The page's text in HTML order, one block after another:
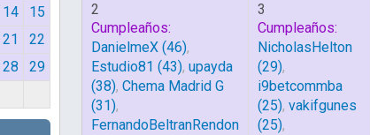
14
15
21
22
28
29
2
Cumpleaños:
DanielmeX (46),
Estudio81 (43), upayda
(38), Chema Madrid G
(31),
FernandoBeltranRendon
3
Cumpleaños:
NicholasHelton
(29),
i9betcommba
(25), vakifgunes
(25),